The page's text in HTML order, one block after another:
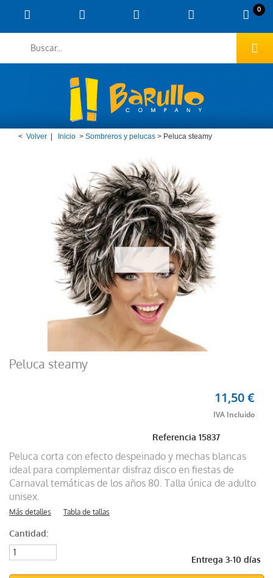
0
< Volver Inicio > Sombreros y pelucas > Peluca steamy
Peluca steamy
Referencia15837
11,50 €
Peluca corta con efecto despeinado y mechas blancas
ideal para complementar disfraz disco en fiestas de
Carnaval temáticas de los años 80. Talla única de adulto
unisex.
Más detalles Tabla de tallas
Cantidad:
Entrega 3-10 días